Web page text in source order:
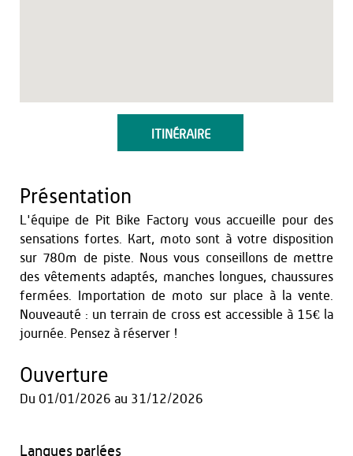
ITINÉRAIRE
Présentation
L'équipe de Pit Bike Factory vous accueille pour des
sensations fortes. Kart, moto sont à votre disposition
sur 780m de piste. Nous vous conseillons de mettre
des vêtements adaptés, manches longues, chaussures
fermées. Importation de moto sur place à la vente.
Nouveauté : un terrain de cross est accessible à 15€ la
journée. Pensez à réserver !
Ouverture
Du 01/01/2026 au 31/12/2026
Langues parlées